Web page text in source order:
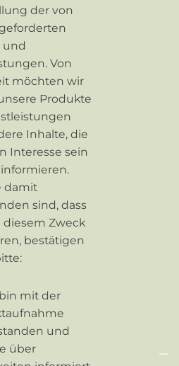
der von
und
Von
möchten wir
Produkte
Inhalte, die
Interesse sein
damit
sind, dass
diesem Zweck
bestätigen
mit der
und
über